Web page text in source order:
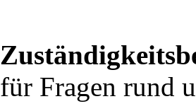
für Fragen rund